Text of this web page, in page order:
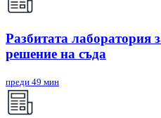
Разбитата лаборатория
решение на съда
преди 49 мин